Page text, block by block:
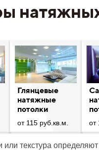
Глянцевые
натяжные
потолки
от 115 руб.кв.м. от
или текстура